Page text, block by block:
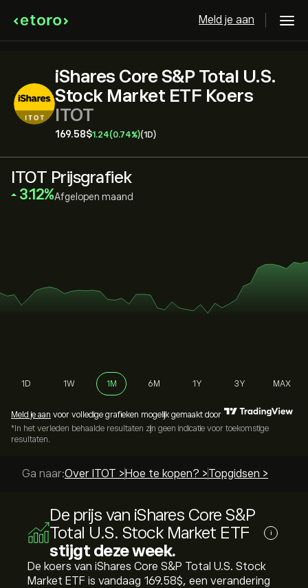
Meld je aan
iShares Core S&P Total U.S.
Stock Market ETF Koers
ITOT
169.58‎$‎1.24(0.74%)(1D)
ITOT Prijsgrafiek
‎3.12‎ Afgelopen maand
1D 1W 1M 6M 1Y 3Y MAX
Meld je aan voor volledige grafieken mogelijk gemaakt door
*In het verleden behaalde resultaten zijn geen indicatie voor toekomstige
resultaten.
Ga naar:Over ITOT > Hoe te kopen? >Topgidsen >
De prijs van iShares Core S&P
Total U.S. Stock Market ETF
stijgt deze week.
i
De koers van iShares Core S&P Total U.S. Stock
Market ETF is vandaag 169.58‎$‎, een verandering